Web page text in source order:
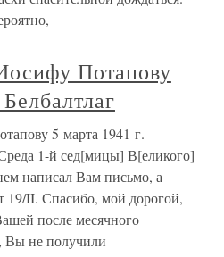
Потапову
5 марта 1941 г.
1-й сед[мицы] В[еликого]
написал Вам письмо, а
19/II. Спасибо, мой дорогой,
после месячного
Вы не получили